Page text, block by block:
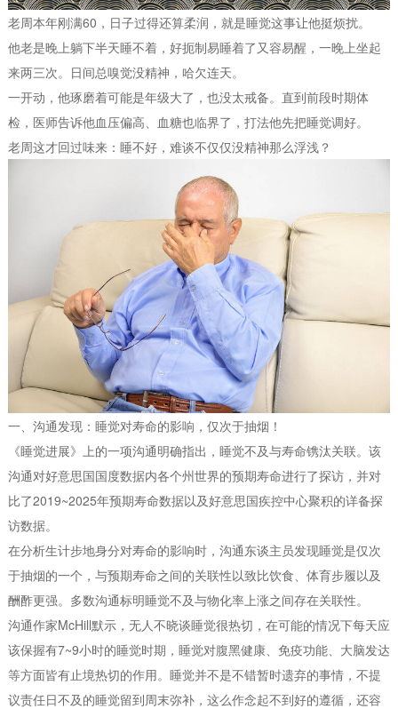
老周本年刚满60，日子过得还算柔润，就是睡觉这事让他挺烦扰。
他老是晚上躺下半天睡不着，好扼制易睡着了又容易醒，一晚上坐起
来两三次。日间总嗅觉没精神，哈欠连天。
一开动，他琢磨着可能是年级大了，也没太戒备。直到前段时期体
检，医师告诉他血压偏高、血糖也临界了，打法他先把睡觉调好。
老周这才回过味来：睡不好，难谈不仅仅没精神那么浮浅？
一、沟通发现：睡觉对寿命的影响，仅次于抽烟！
《睡觉进展》上的一项沟通明确指出，睡觉不及与寿命镌汰关联。该
沟通对好意思国国度数据内各个州世界的预期寿命进行了探访，并对
比了2019~2025年预期寿命数据以及好意思国疾控中心聚积的详备探
访数据。
在分析生计步地身分对寿命的影响时，沟通东谈主员发现睡觉是仅次
于抽烟的一个，与预期寿命之间的关联性以致比饮食、体育步履以及
酬酢更强。多数沟通标明睡觉不及与物化率上涨之间存在关联性。
沟通作家McHill默示，无人不晓谈睡觉很热切，在可能的情况下每天应
该保握有7~9小时的睡觉时期，睡觉对腹黑健康、免疫功能、大脑发达
等方面皆有止境热切的作用。睡觉并不是不错暂时遗弃的事情，不提
议责任日不及的睡觉留到周末弥补，这么作念起不到好的遵循，还容